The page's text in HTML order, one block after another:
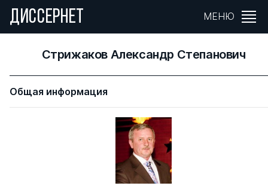
ДИССЕРНЕТ МЕНЮ
Стрижаков Александр Степанович
Общая информация